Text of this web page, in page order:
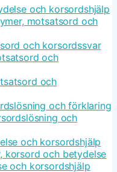
och korsordshjälp
motsatsord och
och korsordssvar
och
och
och förklaring
och
och korsordshjälp
korsord och betydelse
och korsordshjälp